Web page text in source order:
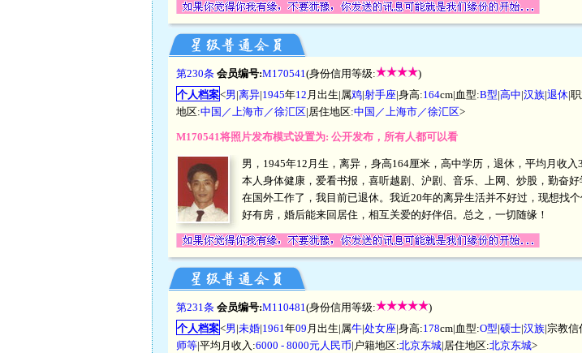
第230条 会员编号:M170541 (身份信用等级:
)
个人档案<男|离异|1945年12 月出生|属鸡|射手座|身高:164cm|血型:B型|高中|汉族|退休|
地区:中国／上海市／徐汇区|居住地区:中国／上海市／徐汇区>
M170541将照片发布模式设置为: 公开发布，所有人都可以看
男，1945年12月生，离异，身高164厘米，高中学历，退休，平均月收
本人身体健康，爱看书报，喜听越剧、沪剧、音乐、上网、炒股，勤奋
在国外工作了，我目前已退休。我近20年的离异生活并不好过，现想找
好有房，婚后能来回居住，相互关爱的好伴侣。总之，一切随缘！
第231条 会员编号:M110481 (身份信用等级:
)
个人档案<男|未婚|1961 年09 月出生|属牛|处女座|身高:178cm|血型:O型|硕士|汉族|宗教信
师等|平均月收入:6000 - 8000元人民币|户籍地区:北京东城|居住地区:北京东城>